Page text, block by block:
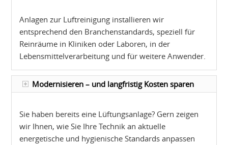
Anlagen zur Luftreinigung installieren wir
entsprechend den Branchenstandards, speziell für
Reinräume in Kliniken oder Laboren, in der
Lebensmittelverarbeitung und für weitere Anwender.
Modernisieren – und langfristig Kosten sparen
Sie haben bereits eine Lüftungsanlage? Gern zeigen
wir Ihnen, wie Sie Ihre Technik an aktuelle
energetische und hygienische Standards anpassen